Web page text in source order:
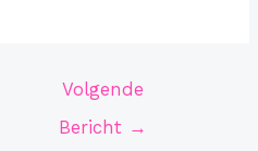
Volgende
Bericht →